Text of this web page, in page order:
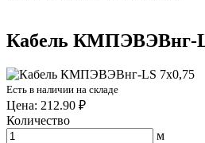
Кабель КМПЭВЭВнг-
Есть в наличии на складе
Цена: 212.90 ₽
Количество
м